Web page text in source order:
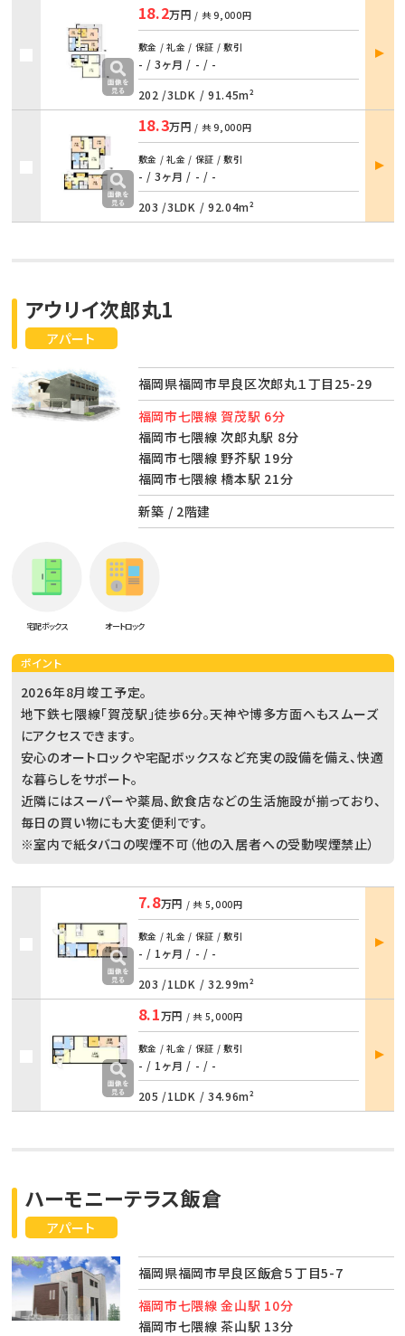
18.2万円 / 共9,000円
敷金 / 礼金 / 保証 / 敷引
- / 3ヶ月 / - / -
202 /3LDK / 91.45m²
部屋
詳細
18.3万円 / 共9,000円
敷金 / 礼金 / 保証 / 敷引
- / 3ヶ月 / - / -
203 /3LDK / 92.04m²
部屋
詳細
アパート
アウリイ次郎丸1
福岡県福岡市早良区次郎丸１丁目25-29
福岡市七隈線 賀茂駅 6分
福岡市七隈線 次郎丸駅 8分
福岡市七隈線 野芥駅 19分
福岡市七隈線 橋本駅 21分
新築 / 2階建
宅配ボックス オートロック
ポイント
2026年8月竣工予定。
地下鉄七隈線「賀茂駅」徒歩6分。天神や博多方面へもスムーズ
にアクセスできます。
安心のオートロックや宅配ボックスなど充実の設備を備え、快適
な暮らしをサポート。
近隣にはスーパーや薬局、飲食店などの生活施設が揃っており、
毎日の買い物にも大変便利です。
※室内で紙タバコの喫煙不可（他の入居者への受動喫煙禁止）
7.8万円 / 共 5,000円
敷金 / 礼金 / 保証 / 敷引
- / 1ヶ月 / - / -
203 /1LDK / 32.99m²
部屋
詳細
8.1万円 / 共 5,000円
敷金 / 礼金 / 保証 / 敷引
- / 1ヶ月 / - / -
205 /1LDK / 34.96m²
部屋
詳細
アパート
ハーモニーテラス飯倉
福岡県福岡市早良区飯倉５丁目5-7
福岡市七隈線 金山駅 10分
福岡市七隈線 茶山駅 13分